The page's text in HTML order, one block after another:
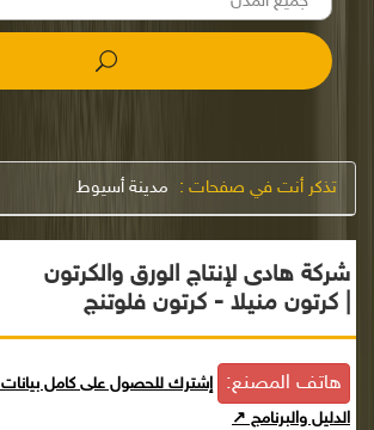
تذكر أنت في صفحات : مدينة أسيوط
شركة هادى لإنتاج الورق والكرتون
| كرتون منيلا - كرتون فلوتنج
هاتف المصنع: إشترك للحصول على كامل
الدليل والبرنامج ↗